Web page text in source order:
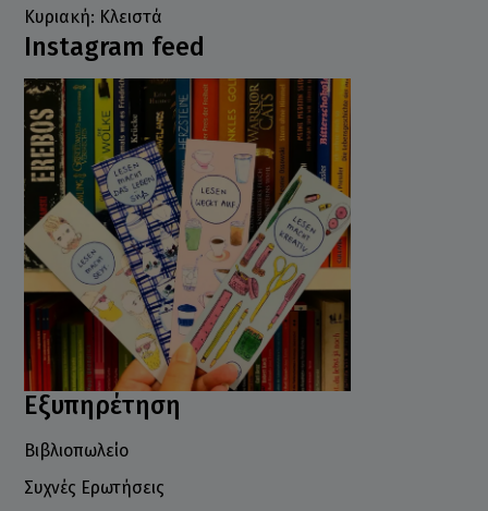
Κυριακή: Κλειστά
Instagram feed
Εξυπηρέτηση
Βιβλιοπωλείο
Συχνές Ερωτήσεις